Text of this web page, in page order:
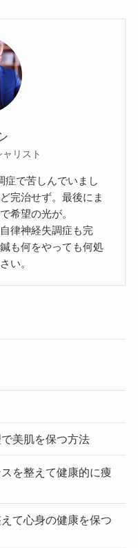
リスト
症で苦しんでいまし
完治せず。最後にま
希望の光が。
律神経失調症も完
も何をやっても何処
い。
美肌を保つ方法
を整えて健康的に痩
て心身の健康を保つ